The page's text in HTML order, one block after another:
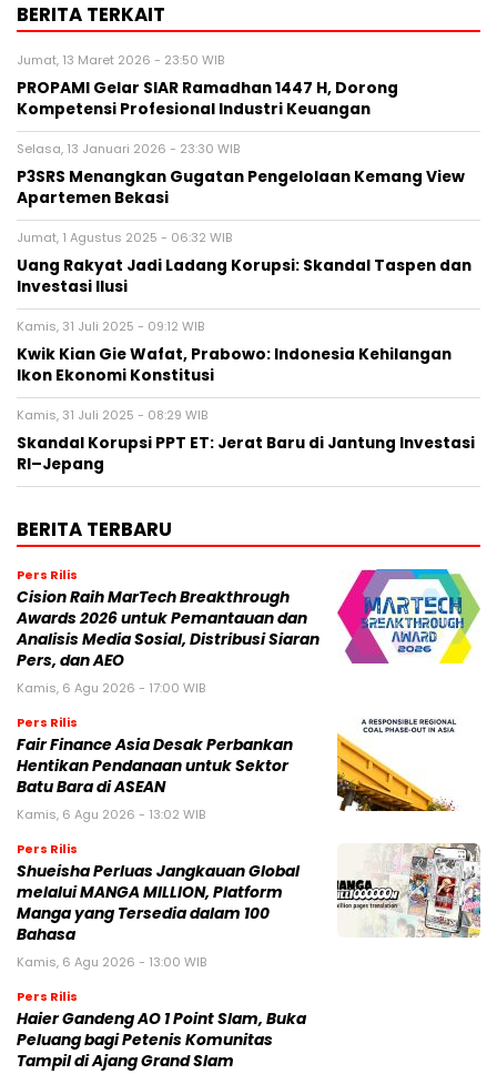
BERITA TERKAIT
Jumat, 13 Maret 2026 - 23:50 WIB
PROPAMI Gelar SIAR Ramadhan 1447 H, Dorong
Kompetensi Profesional Industri Keuangan
Selasa, 13 Januari 2026 - 23:30 WIB
P3SRS Menangkan Gugatan Pengelolaan Kemang View
Apartemen Bekasi
Jumat, 1 Agustus 2025 - 06:32 WIB
Uang Rakyat Jadi Ladang Korupsi: Skandal Taspen dan
Investasi Ilusi
Kamis, 31 Juli 2025 - 09:12 WIB
Kwik Kian Gie Wafat, Prabowo: Indonesia Kehilangan
Ikon Ekonomi Konstitusi
Kamis, 31 Juli 2025 - 08:29 WIB
Skandal Korupsi PPT ET: Jerat Baru di Jantung Investasi
RI–Jepang
BERITA TERBARU
Pers Rilis
Cision Raih MarTech Breakthrough
Awards 2026 untuk Pemantauan dan
Analisis Media Sosial, Distribusi Siaran
Pers, dan AEO
Kamis, 6 Agu 2026 - 17:00 WIB
Pers Rilis
Fair Finance Asia Desak Perbankan
Hentikan Pendanaan untuk Sektor
Batu Bara di ASEAN
Kamis, 6 Agu 2026 - 13:02 WIB
Pers Rilis
Shueisha Perluas Jangkauan Global
melalui MANGA MILLION, Platform
Manga yang Tersedia dalam 100
Bahasa
Kamis, 6 Agu 2026 - 13:00 WIB
Pers Rilis
Haier Gandeng AO 1 Point Slam, Buka
Peluang bagi Petenis Komunitas
Tampil di Ajang Grand Slam